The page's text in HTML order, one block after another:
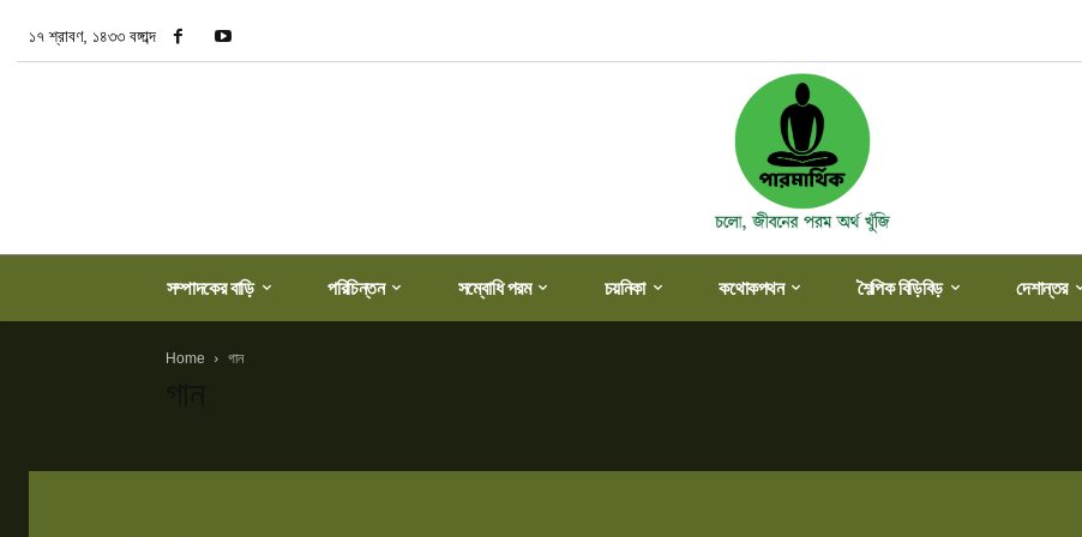
১৭ শ্রাবণ, ১৪৩৩ বঙ্গাব্দ
সম্পাদকের বাড়ি পরিচিন্তন সম্বোধি পরম চয়নিকা কথোকপথন শৈল্পিক বিড়িবিড় দেশান্তর
Home গান